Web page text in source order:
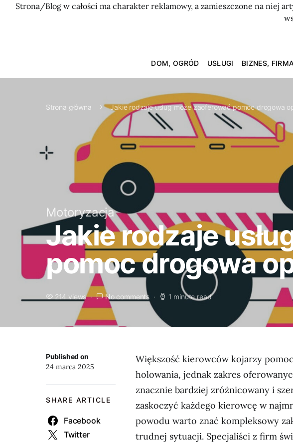
Strona/Blog w całości ma charakter reklamowy, a zamieszczone na niej
DOM, OGRÓD USŁUGI BIZNES,
Strona główna Jakie rodzaje usług może zaoferować pomoc drogowa
Motoryzacja
Jakie rodzaje
pomoc drogowa
214 views No comments 1 minute read
Published on
24 marca 2025
SHARE ARTICLE
Facebook
Twitter
Większość kierowców kojarzy
holowania, jednak zakres
znacznie bardziej zróżnicowany i
zaskoczyć każdego kierowcę w
powodu warto znać kompleksowy
trudnej sytuacji. Specjaliści z firm